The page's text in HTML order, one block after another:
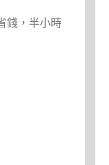
錢，半小時